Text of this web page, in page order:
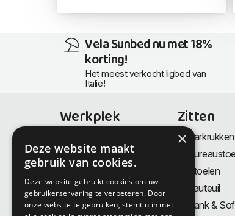
Vela Sunbed nu met 18%
korting!
Het meest verkocht ligbed van
Italië!
Werkplek
Thuiswerkplek
Zit-Sta bureaus
Directiemeubilair
Akoestiek & Privacy
Zitten
Barkrukken
Stoelen
Fauteuil
Bank &
×
Deze website maakt
gebruik van cookies.
Deze website gebruikt cookies om uw
gebruikerservaring te verbeteren. Door
onze website te gebruiken, stemt u in met